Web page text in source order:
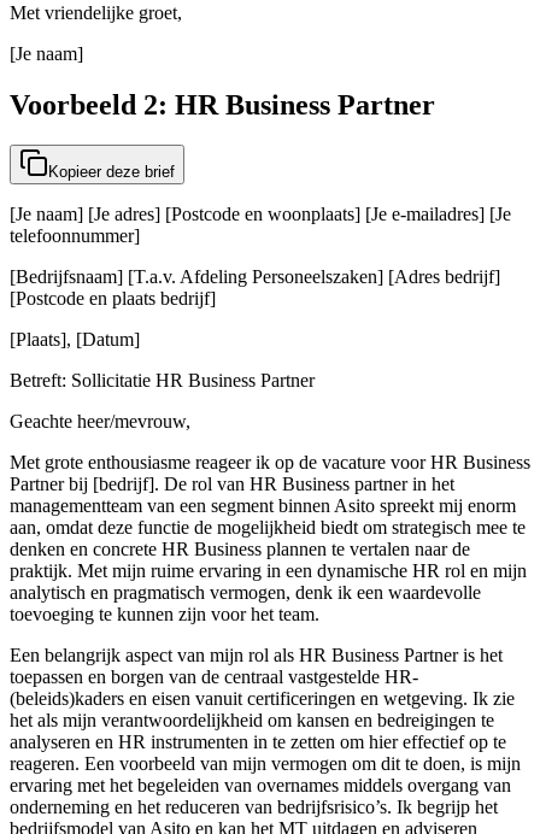
Met vriendelijke groet,
[Je naam]
Voorbeeld 2: HR Business Partner
Kopieer deze brief
[Je naam] [Je adres] [Postcode en woonplaats] [Je e-mailadres] [Je
telefoonnummer]
[Bedrijfsnaam] [T.a.v. Afdeling Personeelszaken] [Adres bedrijf]
[Postcode en plaats bedrijf]
[Plaats], [Datum]
Betreft: Sollicitatie HR Business Partner
Geachte heer/mevrouw,
Met grote enthousiasme reageer ik op de vacature voor HR Business
Partner bij [bedrijf]. De rol van HR Business partner in het
managementteam van een segment binnen Asito spreekt mij enorm
aan, omdat deze functie de mogelijkheid biedt om strategisch mee te
denken en concrete HR Business plannen te vertalen naar de
praktijk. Met mijn ruime ervaring in een dynamische HR rol en mijn
analytisch en pragmatisch vermogen, denk ik een waardevolle
toevoeging te kunnen zijn voor het team.
Een belangrijk aspect van mijn rol als HR Business Partner is het
toepassen en borgen van de centraal vastgestelde HR-
(beleids)kaders en eisen vanuit certificeringen en wetgeving. Ik zie
het als mijn verantwoordelijkheid om kansen en bedreigingen te
analyseren en HR instrumenten in te zetten om hier effectief op te
reageren. Een voorbeeld van mijn vermogen om dit te doen, is mijn
ervaring met het begeleiden van overnames middels overgang van
onderneming en het reduceren van bedrijfsrisico’s. Ik begrijp het
bedrijfsmodel van Asito en kan het MT uitdagen en adviseren